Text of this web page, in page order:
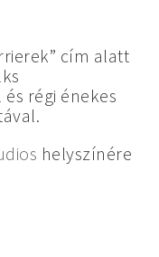
cím alatt
régi énekes
helyszínére